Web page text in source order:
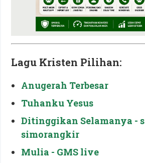
Lagu Kristen Pilihan:
Anugerah Terbesar
Tuhanku Yesus
Ditinggikan Selamanya -
simorangkir
Mulia - GMS live